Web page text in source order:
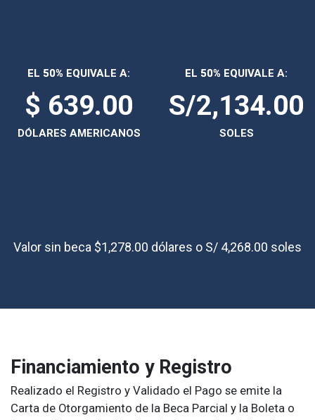
EL 50% EQUIVALE A:
$ 639.00
DÓLARES AMERICANOS
EL 50% EQUIVALE A:
S/2,134.00
SOLES
Valor sin beca $1,278.00 dólares o S/ 4,268.00 soles
Financiamiento y Registro
Realizado el Registro y Validado el Pago se emite la
Carta de Otorgamiento de la Beca Parcial y la Boleta o